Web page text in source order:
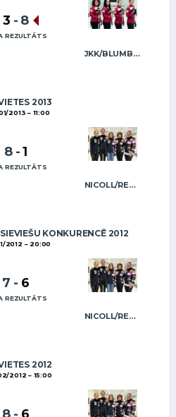
JKK/BLUMBERGA-BĒRZIŅA
3 - 8
REZULTĀTS
2013
2013 11:00
NICOLL/REGŽA
8 -1
REZULTĀTS
KONKURENCĒ 2012
2012 20:00
NICOLL/REGŽA
7 - 6
REZULTĀTS
2012
2012 15:00